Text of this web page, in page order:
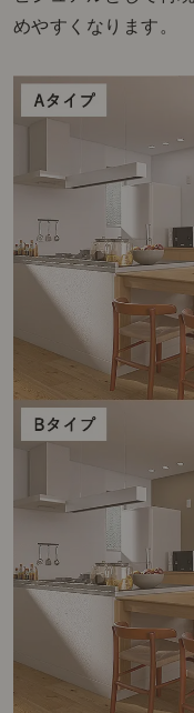
めやすくなります。